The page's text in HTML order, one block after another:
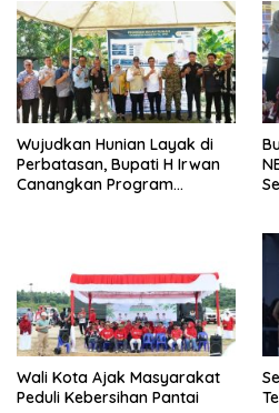
Wujudkan Hunian Layak di
Perbatasan, Bupati H Irwan
Canangkan Program
Wali Kota Ajak Masyarakat
Peduli Kebersihan Pantai